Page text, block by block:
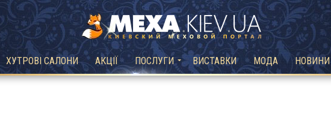
ХУТРОВІ САЛОНИ АКЦІЇ ПОСЛУГИ ВИСТАВКИ МОДА НОВИНИ